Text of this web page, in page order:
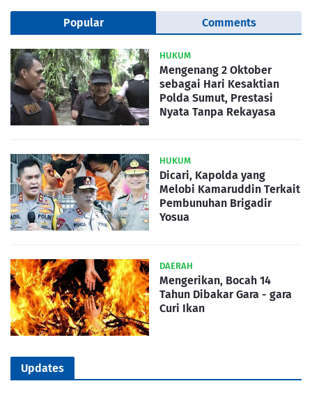
Popular Comments
HUKUM
Mengenang 2 Oktober
sebagai Hari Kesaktian
Polda Sumut, Prestasi
Nyata Tanpa Rekayasa
HUKUM
Dicari, Kapolda yang
Melobi Kamaruddin Terkait
Pembunuhan Brigadir
Yosua
DAERAH
Mengerikan, Bocah 14
Tahun Dibakar Gara - gara
Curi Ikan
Updates